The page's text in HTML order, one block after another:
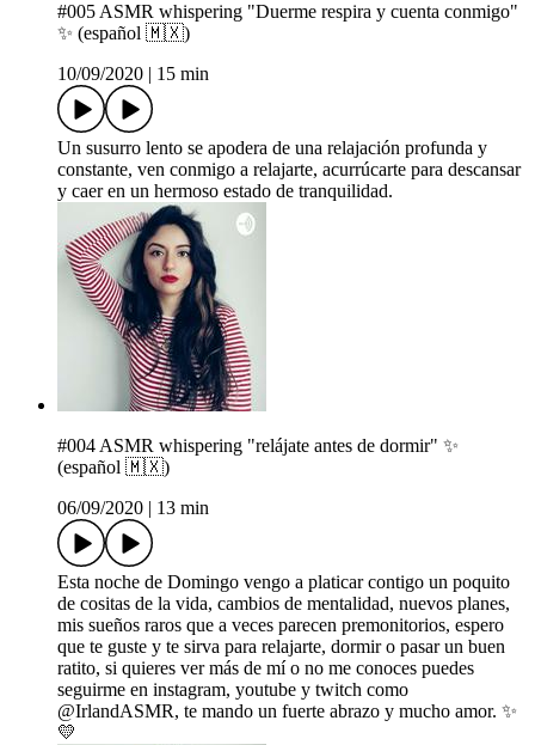
#005 ASMR whispering "Duerme respira y cuenta conmigo"
✨ (español 🇲🇽)
10/09/2020
15 min
Un susurro lento se apodera de una relajación profunda y
constante, ven conmigo a relajarte, acurrúcarte para descansar
y caer en un hermoso estado de tranquilidad.
#004 ASMR whispering "relájate antes de dormir" ✨
(español 🇲🇽)
06/09/2020
13 min
Esta noche de Domingo vengo a platicar contigo un poquito
de cositas de la vida, cambios de mentalidad, nuevos planes,
mis sueños raros que a veces parecen premonitorios, espero
que te guste y te sirva para relajarte, dormir o pasar un buen
ratito, si quieres ver más de mí o no me conoces puedes
seguirme en instagram, youtube y twitch como
@IrlandASMR, te mando un fuerte abrazo y mucho amor. ✨
💛